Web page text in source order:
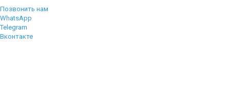
Позвонить нам
WhatsApp
Telegram
Вконтакте